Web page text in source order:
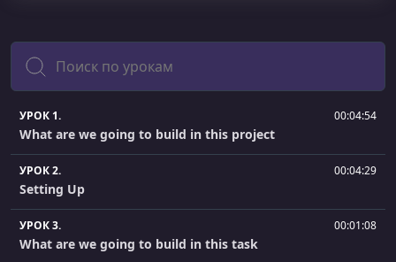
Поиск
УРОК 1. 00:04:54
What are we going to build in this project
УРОК 2. 00:04:29
Setting Up
УРОК 3. 00:01:08
What are we going to build in this task